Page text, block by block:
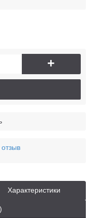
+
Характеристики